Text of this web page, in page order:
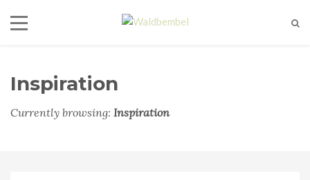
Inspiration
Currently browsing: Inspiration